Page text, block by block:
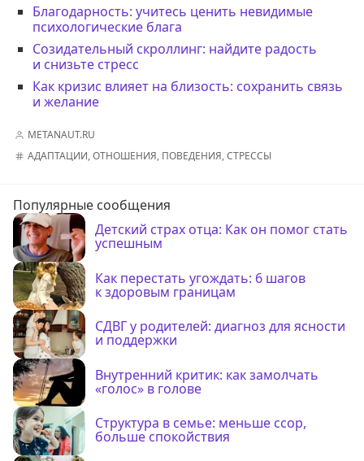
Благодарность: учитесь ценить невидимые
психологические блага
Созидательный скроллинг: найдите радость
и снизьте стресс
Как кризис влияет на близость: сохранить связь
и желание
METANAUT.RU
АДАПТАЦИИ,ОТНОШЕНИЯ, ПОВЕДЕНИЯ,СТРЕССЫ
Популярные сообщения
Детский страх отца: Как он помог стать
успешным
Как перестать угождать: 6 шагов
к здоровым границам
СДВГ у родителей: диагноз для ясности
и поддержки
Внутренний критик: как замолчать
«голос» в голове
Структура в семье: меньше ссор,
больше спокойствия